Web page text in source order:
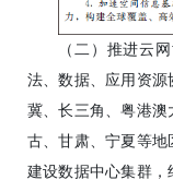
（二）推进云
法、数据、应用资
冀、长三角、粤港
古、甘肃、宁夏等地
建设数据中心集群，